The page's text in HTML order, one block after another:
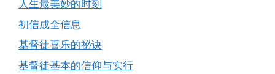
人生最美妙的时刻
初信成全信息
基督徒喜乐的祕诀
基督徒基本的信仰与实行